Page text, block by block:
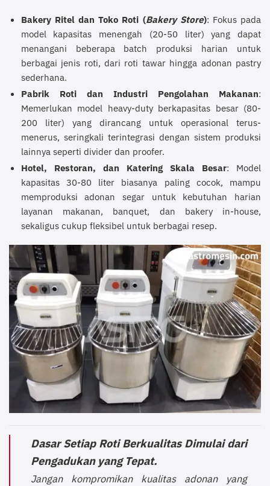
Bakery Ritel dan Toko Roti (Bakery Store): Fokus pada
model kapasitas menengah (20-50 liter) yang dapat
menangani beberapa batch produksi harian untuk
berbagai jenis roti, dari roti tawar hingga adonan pastry
sederhana.
Pabrik Roti dan Industri Pengolahan Makanan:
Memerlukan model heavy-duty berkapasitas besar (80-
200 liter) yang dirancang untuk operasional terus-
menerus, seringkali terintegrasi dengan sistem produksi
lainnya seperti divider dan proofer.
Hotel, Restoran, dan Katering Skala Besar: Model
kapasitas 30-80 liter biasanya paling cocok, mampu
memproduksi adonan segar untuk kebutuhan harian
layanan makanan, banquet, dan bakery in-house,
sekaligus cukup fleksibel untuk berbagai resep.
Dasar Setiap Roti Berkualitas Dimulai dari
Pengadukan yang Tepat.
Jangan kompromikan kualitas adonan yang